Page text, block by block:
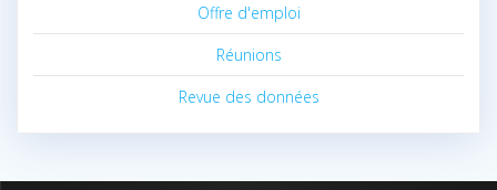
Offre d'emploi
Réunions
Revue des données